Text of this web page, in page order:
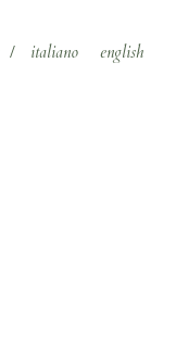
/ italiano english